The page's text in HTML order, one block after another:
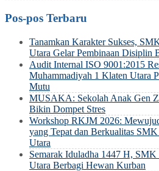
Pos-pos Terbaru
Tanamkan Karakter Sukses,
Utara Gelar Pembinaan Disiplin
Audit Internal ISO 9001:2015
Muhammadiyah 1 Klaten Utara
Mutu
MUSAKA: Sekolah Anak Gen Z
Bikin Dompet Stres
Workshop RKJM 2026:
yang Tepat dan Berkualitas
Utara
Semarak Iduladha 1447 H,
Utara Berbagi Hewan Kurban